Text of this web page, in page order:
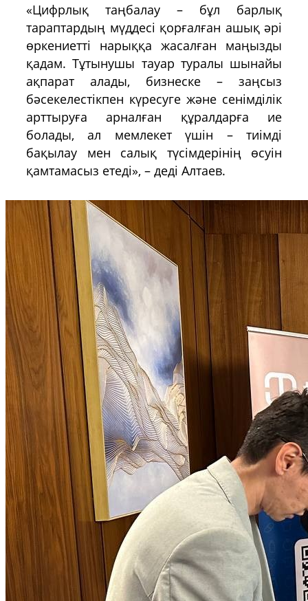
«Цифрлық таңбалау – бұл барлық
тараптардың мүддесі қорғалған ашық әрі
өркениетті нарыққа жасалған маңызды
қадам. Тұтынушы тауар туралы шынайы
ақпарат алады, бизнеске – заңсыз
бәсекелестікпен күресуге және сенімділік
арттыруға арналған құралдарға ие
болады, ал мемлекет үшін – тиімді
бақылау мен салық түсімдерінің өсуін
қамтамасыз етеді», – деді Алтаев.